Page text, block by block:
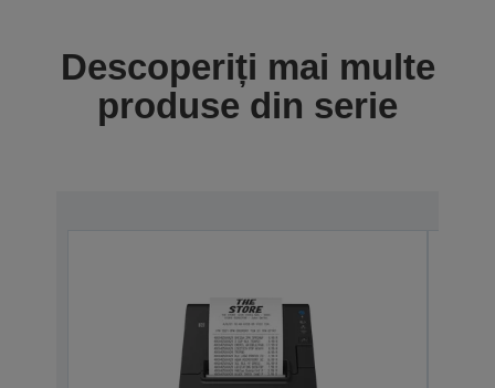
Descoperiți mai multe
produse din serie